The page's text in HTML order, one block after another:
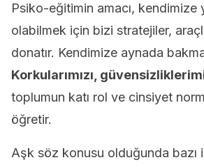
Psiko-eğitimin amacı, kendimize
olabilmek için bizi stratejiler,
donatır. Kendimize aynada
Korkularımızı,
toplumun katı rol ve cinsiyet
öğretir.
Aşk söz konusu olduğunda bazı